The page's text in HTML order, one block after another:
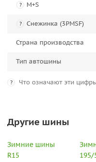
? M+S
? Снежинка (3PMSF)
Страна производства
Тип автошины
? Что означают эти
Другие шины
Зимние шины
R15
195/